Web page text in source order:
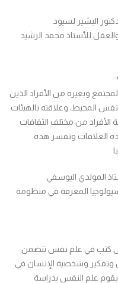
البشير لسيود
للأستاذ محمد الرشيد
وبغيره من الأفراد الذين
المحيط، وعلاقته بالهيئات
من مختلف الثقافات
العلاقات وتفسر هذه
المولدي اليوسفي
المعرفة في منظومة
كتب في علم نفس تتضمن
وتفكير وشخصية الإنسان في
يقوم علم النفس بدراسة